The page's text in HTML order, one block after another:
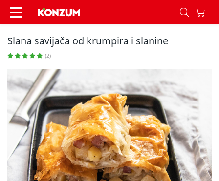
Slana savijača od krumpira i slanine - Recepti -
Slana savijača od krumpira i slanine
(2)